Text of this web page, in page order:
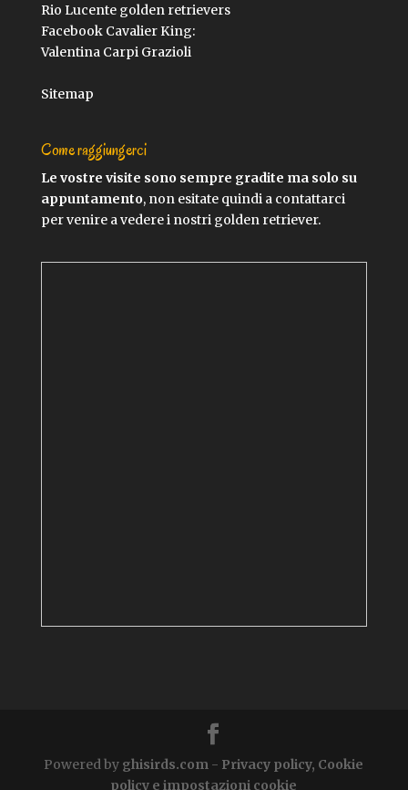
Rio Lucente golden retrievers
Facebook Cavalier King:
Valentina Carpi Grazioli
Sitemap
Come raggiungerci
Le vostre visite sono sempre gradite ma solo su
appuntamento, non esitate quindi a contattarci
per venire a vedere i nostri golden retriever.
Powered by ghisirds.com - Privacy policy, Cookie
policy e impostazioni cookie